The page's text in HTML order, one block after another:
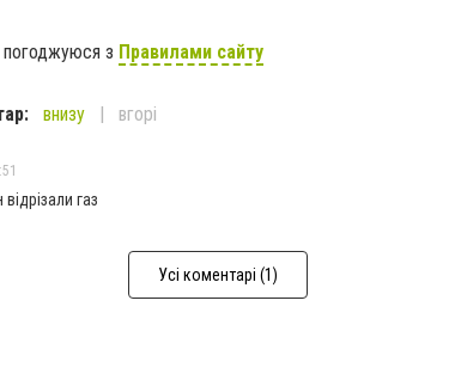
з Правилами сайту
внизу вгорі
газ
Усі коментарі (1)